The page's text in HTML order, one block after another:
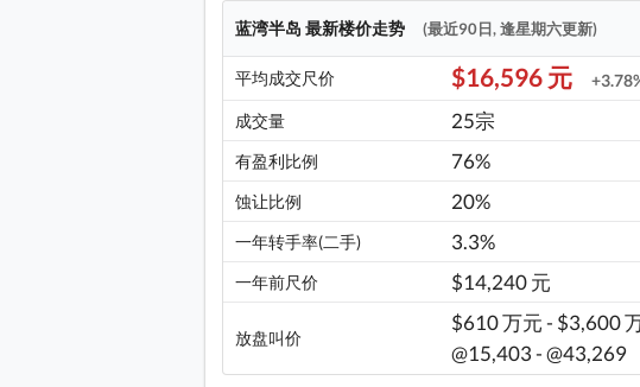
蓝湾半岛 最新楼价走势 (最近90日, 逢星期六更新)
平均成交尺价 $16,596 元
成交量
25宗
有盈利比例 76%
蚀让比例 20%
一年转手率(二手) 3.3%
一年前尺价 $14,240 元
放盘叫价
$610 万元 - $3,600
@15,403 - @43,269